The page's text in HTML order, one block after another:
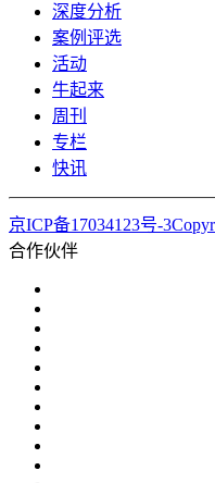
深度分析
案例评选
活动
牛起来
周刊
专栏
快讯
京ICP备17034123号-
合作伙伴